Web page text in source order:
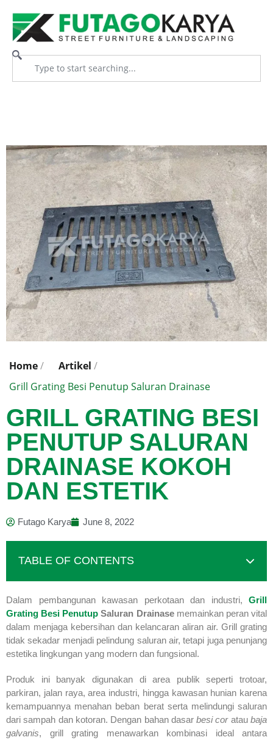
Home/ Artikel /
Grill Grating Besi Penutup Saluran Drainase
GRILL GRATING BESI
PENUTUP SALURAN
DRAINASE KOKOH
DAN ESTETIK
Futago Karya June 8, 2022
TABLE OF CONTENTS
Dalam pembangunan kawasan perkotaan dan industri, Grill
Grating Besi Penutup Saluran Drainasememainkan peran vital
dalam menjaga kebersihan dan kelancaran aliran air. Grill grating
tidak sekadar menjadi pelindung saluran air, tetapi juga penunjang
estetika lingkungan yang modern dan fungsional.
Produk ini banyak digunakan di area publik seperti trotoar,
parkiran, jalan raya, area industri, hingga kawasan hunian karena
kemampuannya menahan beban berat serta melindungi saluran
dari sampah dan kotoran. Dengan bahan dasarbesi corataubaja
galvanis, grill grating menawarkan kombinasi ideal antara